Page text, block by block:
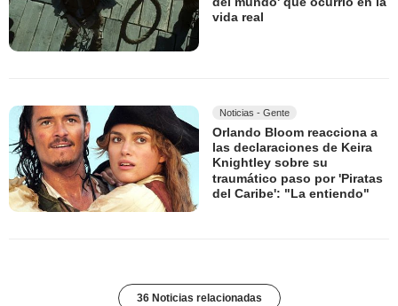
vida real
Noticias - Gente
Orlando Bloom reacciona a
las declaraciones de Keira
Knightley sobre su
traumático paso por 'Piratas
del Caribe': "La entiendo"
36 Noticias relacionadas